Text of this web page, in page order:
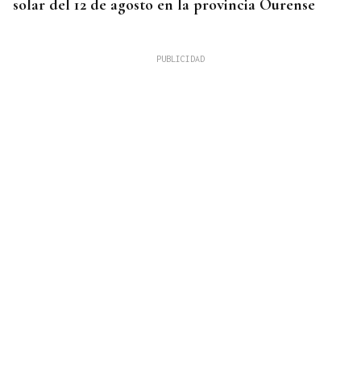
solar del 12 de agosto en la provincia Ourense